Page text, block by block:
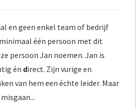
en geen enkel team of bedrijf
één persoon met dit
persoon Jan noemen. Jan is
én direct. Zijn vurige en
van hem een échte leider. Maar